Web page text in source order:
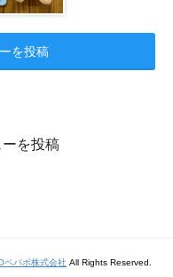
を投稿
を投稿
ペパボ株式会社 All Rights Reserved.